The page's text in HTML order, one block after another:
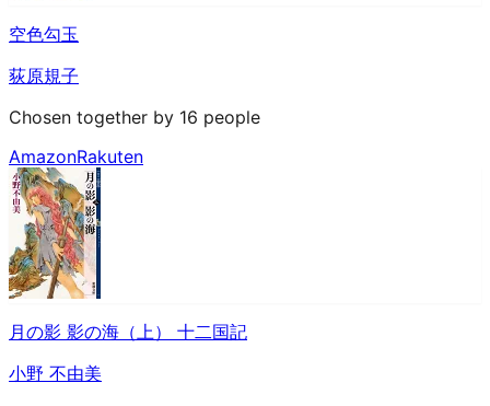
空色勾玉
荻原規子
Chosen together by 16 people
AmazonRakuten
月の影 影の海（上） 十二国記
小野 不由美